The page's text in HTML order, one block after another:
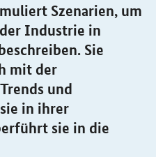
Szenarien, um
Industrie in
Sie
mit der
und
in ihrer
sie in die